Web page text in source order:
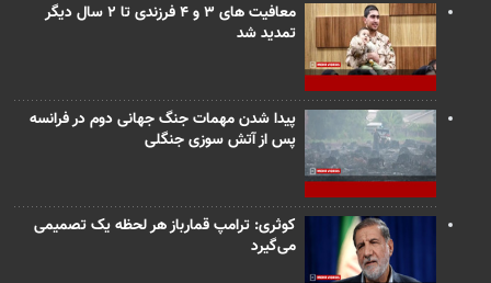
معافیت های ۳ و ۴ فرزندی تا ۲ سال دیگر
تمدید شد
پیدا شدن مهمات جنگ جهانی دوم در فرانسه
پس از آتش سوزی جنگلی
کوثری: ترامپ قمارباز هر لحظه یک تصمیمی
می‌گیرد